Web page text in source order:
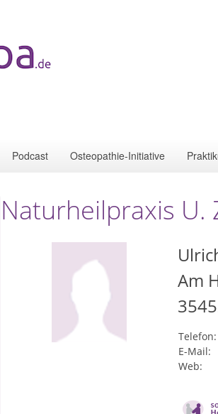
Podcast Osteopathie-Initiative
Naturheilpraxis U.
Am
Telefon:
E-Mail:
Web: